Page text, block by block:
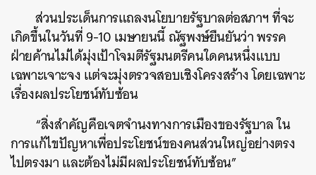
ส่วนประเด็นการแถลงนโยบายรัฐบาลต่อสภาฯ ที่จะ
เกิดขึ้นในวันที่ 9-10 เมษายนนี้ ณัฐพงษ์ยืนยันว่า พรรค
ฝ่ายค้านไม่ได้มุ่งเป้าโจมตีรัฐมนตรีคนใดคนหนึ่งแบบ
เฉพาะเจาะจง แต่จะมุ่งตรวจสอบเชิงโครงสร้าง โดยเฉพาะ
เรื่องผลประโยชน์ทับซ้อน
“สิ่งสำคัญคือเจตจำนงทางการเมืองของรัฐบาล ใน
การแก้ไขปัญหาเพื่อประโยชน์ของคนส่วนใหญ่อย่างตรง
ไปตรงมา และต้องไม่มีผลประโยชน์ทับซ้อน”
ค้นหา
SHARE TWEET LINE EMAIL